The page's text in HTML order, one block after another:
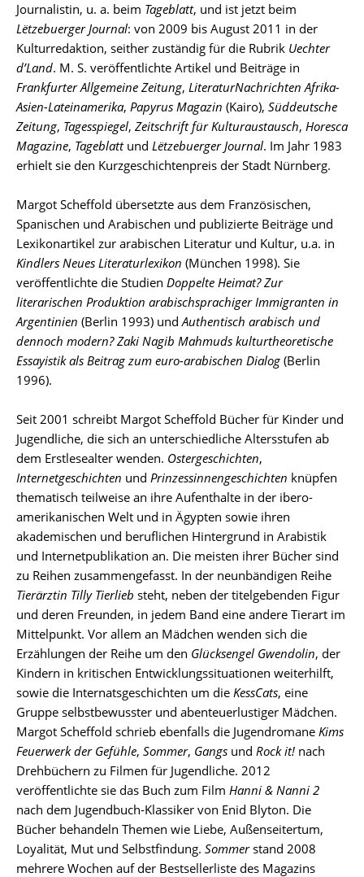
Journalistin, u. a. beim Tageblatt, und ist jetzt beim
Lëtzebuerger Journal: von 2009 bis August 2011 in der
Kulturredaktion, seither zuständig für die Rubrik Uechter
d’Land. M. S. veröffentlichte Artikel und Beiträge in
Frankfurter Allgemeine Zeitung, LiteraturNachrichten Afrika-
Asien-Lateinamerika, Papyrus Magazin (Kairo), Süddeutsche
Zeitung, Tagesspiegel, Zeitschrift für Kulturaustausch, Horesca
Magazine, Tageblattund Lëtzebuerger Journal. Im Jahr 1983
erhielt sie den Kurzgeschichtenpreis der Stadt Nürnberg.
Margot Scheffold übersetzte aus dem Französischen,
Spanischen und Arabischen und publizierte Beiträge und
Lexikonartikel zur arabischen Literatur und Kultur, u.a. in
Kindlers Neues Literaturlexikon (München 1998). Sie
veröffentlichte die Studien Doppelte Heimat? Zur
literarischen Produktion arabischsprachiger Immigranten in
Argentinien (Berlin 1993) undAuthentisch arabisch und
dennoch modern? Zaki Nagib Mahmuds kulturtheoretische
Essayistik als Beitrag zum euro-arabischen Dialog (Berlin
1996).
Seit 2001 schreibt Margot Scheffold Bücher für Kinder und
Jugendliche, die sich an unterschiedliche Altersstufen ab
dem Erstlesealter wenden. Ostergeschichten,
Internetgeschichten und Prinzessinnengeschichten knüpfen
thematisch teilweise an ihre Aufenthalte in der ibero-
amerikanischen Welt und in Ägypten sowie ihren
akademischen und beruflichen Hintergrund in Arabistik
und Internetpublikation an. Die meisten ihrer Bücher sind
zu Reihen zusammengefasst. In der neunbändigen Reihe
Tierärztin Tilly Tierlieb steht, neben der titelgebenden Figur
und deren Freunden, in jedem Band eine andere Tierart im
Mittelpunkt. Vor allem an Mädchen wenden sich die
Erzählungen der Reihe um den Glücksengel Gwendolin, der
Kindern in kritischen Entwicklungssituationen weiterhilft,
sowie die Internatsgeschichten um die KessCats, eine
Gruppe selbstbewusster und abenteuerlustiger Mädchen.
Margot Scheffold schrieb ebenfalls die Jugendromane Kims
Feuerwerk der Gefühle, Sommer, Gangs und Rock it! nach
Drehbüchern zu Filmen für Jugendliche. 2012
veröffentlichte sie das Buch zum Film Hanni & Nanni 2
nach dem Jugendbuch-Klassiker von Enid Blyton. Die
Bücher behandeln Themen wie Liebe, Außenseitertum,
Loyalität, Mut und Selbstfindung. Sommerstand 2008
mehrere Wochen auf der Bestsellerliste des Magazins